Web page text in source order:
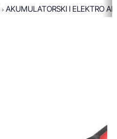
AKUMULATORSKI I ELEKTRO